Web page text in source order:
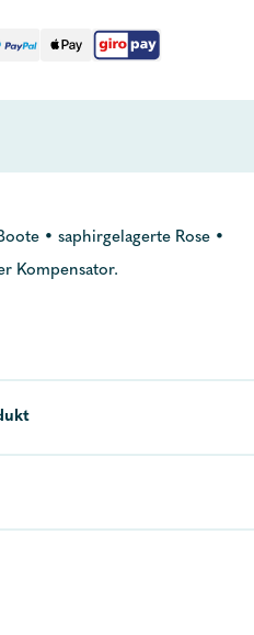
• saphirgelagerte Rose •
Kompensator.